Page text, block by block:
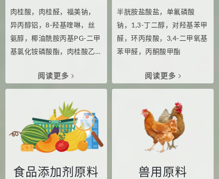
肉桂酸，肉桂醛，福美钠，
异丙醇铝，8-羟基喹啉，丝
氨醇，椰油酰胺丙基PG-二甲
基氯化铵磷酸酯，肉桂酸乙
阅读更多
半胱胺盐酸盐，单氟磷酸
钠，1,3-丁二醇，对羟基苯甲
醛，环丙羧酸，3,4-二甲氧基
苯甲醛，丙酮酸甲酯
阅读更多
食品添加剂原料 兽用原料